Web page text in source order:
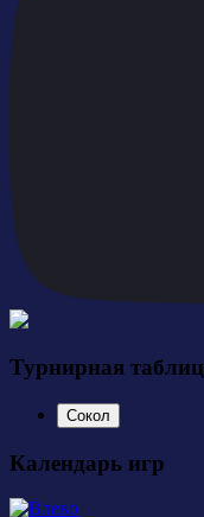
Турнирная
Сокол
Календарь игр